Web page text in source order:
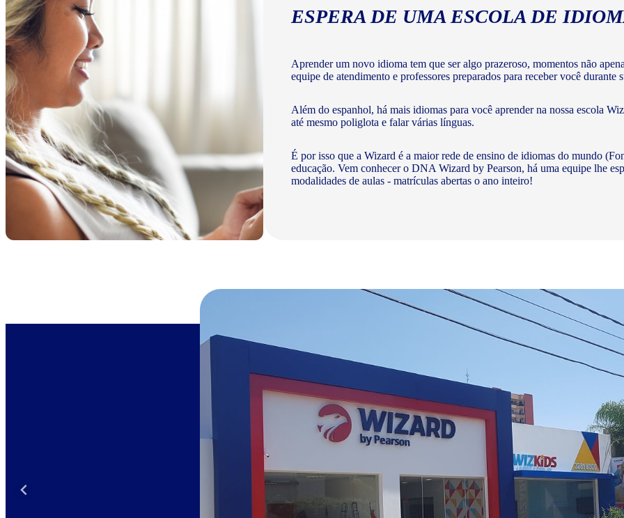
ESPERA DE UMA ESCOLA DE
Aprender um novo idioma tem que ser algo prazeroso, momentos não
equipe de atendimento e professores preparados para receber você
Além do espanhol, há mais idiomas para você aprender na nossa escola
até mesmo poliglota e falar várias línguas.
É por isso que a Wizard é a maior rede de ensino de idiomas do mundo
educação. Vem conhecer o DNA Wizard by Pearson, há uma equipe lhe
modalidades de aulas - matrículas abertas o ano inteiro!